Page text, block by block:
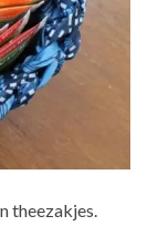
theezakjes.